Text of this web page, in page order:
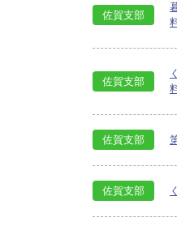
佐賀支部
佐賀支部
佐賀支部
佐賀支部